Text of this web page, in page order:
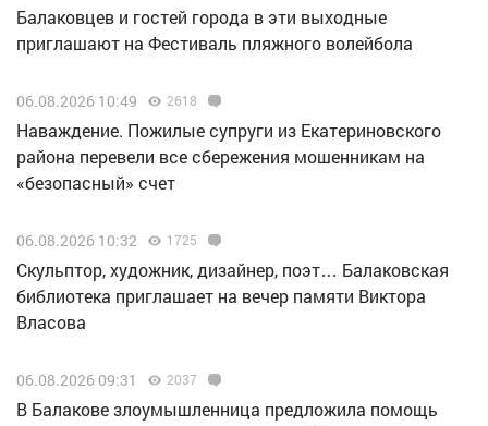
Балаковцев и гостей города в эти выходные
приглашают на Фестиваль пляжного волейбола
06.08.2026 10:49 2618
Наваждение. Пожилые супруги из Екатериновского
района перевели все сбережения мошенникам на
«безопасный» счет
06.08.2026 10:32 1725
Скульптор, художник, дизайнер, поэт… Балаковская
библиотека приглашает на вечер памяти Виктора
Власова
06.08.2026 09:31 2037
В Балакове злоумышленница предложила помощь